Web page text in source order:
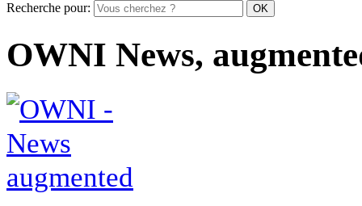
Recherche pour:
OWNI News,